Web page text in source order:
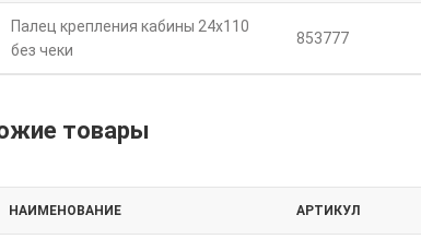
Палец крепления кабины 24х110
без чеки
853777
товары
НАИМЕНОВАНИЕ АРТИКУЛ